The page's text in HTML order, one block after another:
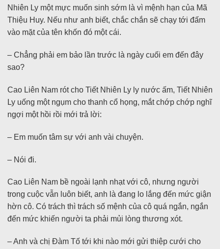
Nhiên Ly một mực muốn sinh sớm là vì mệnh hạn của Mã
Thiệu Huy. Nếu như anh biết, chắc chắn sẽ chạy tới đấm
vào mặt của tên khốn đó một cái.
– Chẳng phải em bảo lần trước là ngày cuối em đến đây
sao?
Cao Liên Nam rót cho Tiết Nhiên Ly ly nước ấm, Tiết Nhiên
Ly uống một ngụm cho thanh cổ họng, mắt chớp chớp nghĩ
ngợi một hồi rồi mới trả lời:
– Em muốn tâm sự với anh vài chuyện.
– Nói đi.
Cao Liên Nam bề ngoài lạnh nhạt với cô, nhưng người
trong cuộc vẫn luôn biết, anh là đang lo lắng đến mức giận
hờn cô. Có trách thì trách số mệnh của cô quá ngắn, ngắn
đến mức khiến người ta phải mủi lòng thương xót.
– Anh và chị Đàm Tố tới khi nào mới gửi thiệp cưới cho